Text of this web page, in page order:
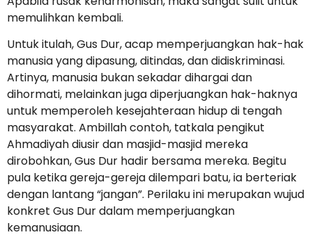
memulihkan kembali.
Untuk itulah, Gus Dur, acap memperjuangkan hak-hak
manusia yang dipasung, ditindas, dan didiskriminasi.
Artinya, manusia bukan sekadar dihargai dan
dihormati, melainkan juga diperjuangkan hak-haknya
untuk memperoleh kesejahteraan hidup di tengah
masyarakat. Ambillah contoh, tatkala pengikut
Ahmadiyah diusir dan masjid-masjid mereka
dirobohkan, Gus Dur hadir bersama mereka. Begitu
pula ketika gereja-gereja dilempari batu, ia berteriak
dengan lantang “jangan”. Perilaku ini merupakan wujud
konkret Gus Dur dalam memperjuangkan
kemanusiaan.